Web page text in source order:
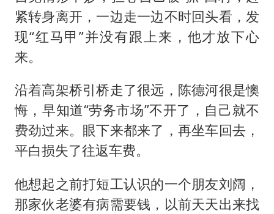
紧转身离开，一边走一边不时回头看，发
现“红马甲”并没有跟上来，他才放下心
来。
沿着高架桥引桥走了很远，陈德河很是懊
悔，早知道“劳务市场”不开了，自己就不
费劲过来。眼下来都来了，再坐车回去，
平白损失了往返车费。
他想起之前打短工认识的一个朋友刘阔，
那家伙老婆有病需要钱，以前天天出来找